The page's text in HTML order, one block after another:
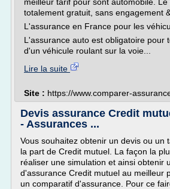
totalement gratuit, sans engagement
L'assurance en France pour les
L'assurance auto est obligatoire pour
d'un véhicule roulant sur la voie...
Lire la suite
Site : https://www.comparer-
Devis assurance Credit
- Assurances ...
Vous souhaitez obtenir un devis ou un
la part de Credit mutuel. La façon la
réaliser une simulation et ainsi obtenir
d'assurance Credit mutuel au meilleur
un comparatif d'assurance. Pour ce